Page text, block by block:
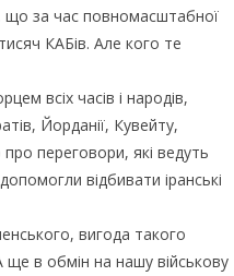
що за час повномасштабної
КАБів. Але кого те
всіх часів і народів,
Йорданії, Кувейту,
переговори, які ведуть
відбивати іранські
вигода такого
в обмін на нашу військову